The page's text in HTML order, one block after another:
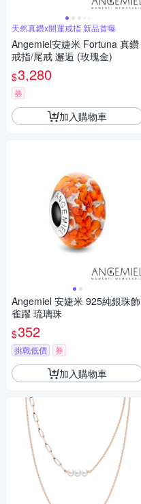
天然真鑽x開運戒指 新品首曝
Angemiel安婕米 Fortuna 真鑽
戒指/尾戒 邂逅 (玫瑰金)
$3,280
券
加入購物車
Angemiel 安婕米 925純銀珠飾
雀躍 琉璃珠
$352
挑戰低價 券
加入購物車